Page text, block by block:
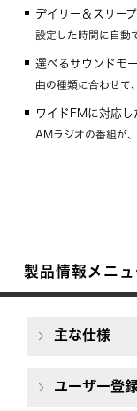
デイリー＆スリー
設定した時間に自動
選べるサウンドモ
曲の種類に合わせて
ワイドFMに対応
AMラジオの番組が
製品情報メニュ
主な仕様
ユーザー登